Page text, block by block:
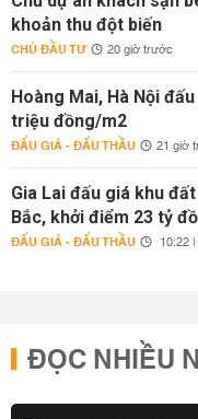
khoản thu đột biến
CHỦ ĐẦU TƯ 20 giờ trước
Hoàng Mai, Hà Nội
triệu đồng/m2
ĐẤU GIÁ - ĐẤU THẦU 21 giờ
Gia Lai đấu giá khu
Bắc, khởi điểm 23 tỷ
ĐẤU GIÁ - ĐẤU THẦU 10:22
ĐỌC NHIỀU